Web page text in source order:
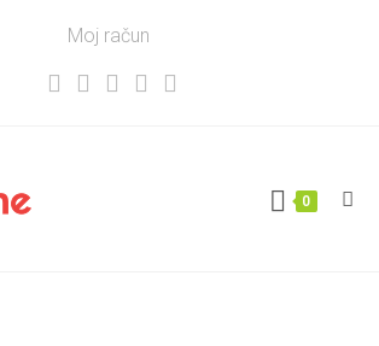
Moj račun
0